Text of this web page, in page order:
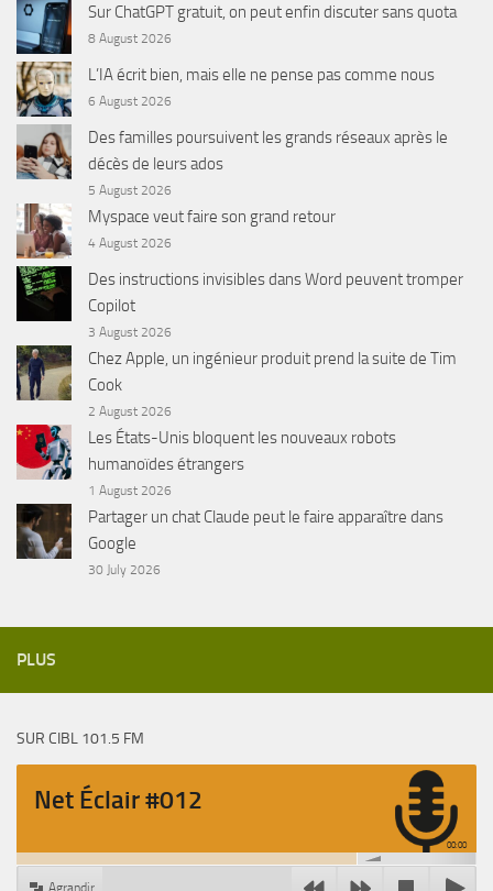
Sur ChatGPT gratuit, on peut enfin discuter sans quota
8 August 2026
L’IA écrit bien, mais elle ne pense pas comme nous
6 August 2026
Des familles poursuivent les grands réseaux après le
décès de leurs ados
5 August 2026
Myspace veut faire son grand retour
4 August 2026
Des instructions invisibles dans Word peuvent tromper
Copilot
3 August 2026
Chez Apple, un ingénieur produit prend la suite de Tim
Cook
2 August 2026
Les États-Unis bloquent les nouveaux robots
humanoïdes étrangers
1 August 2026
Partager un chat Claude peut le faire apparaître dans
Google
30 July 2026
PLUS
SUR CIBL 101.5 FM
Net Éclair #012
00:00
Agrandir